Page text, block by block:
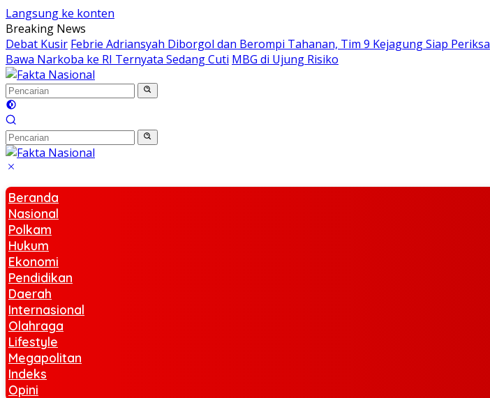
Langsung ke konten
Breaking News
Debat Kusir Febrie Adriansyah Diborgol dan Berompi Tahanan, Tim 9 Kejagung Siap Periksa
Bawa Narkoba ke RI Ternyata Sedang Cuti MBG di Ujung Risiko
Beranda
Nasional
Polkam
Hukum
Ekonomi
Pendidikan
Daerah
Internasional
Olahraga
Lifestyle
Megapolitan
Indeks
Opini